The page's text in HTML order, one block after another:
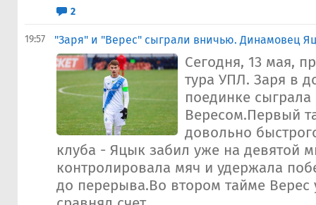
2
19:57 "Заря" и "Верес" сыграли вничью. Динамовец
Сегодня, 13 мая,
тура УПЛ. Заря в
поединке
Вересом.Первый
довольно
клуба - Яцык забил уже на девятой
контролировала мяч и удержала
до перерыва.Во втором тайме Верес